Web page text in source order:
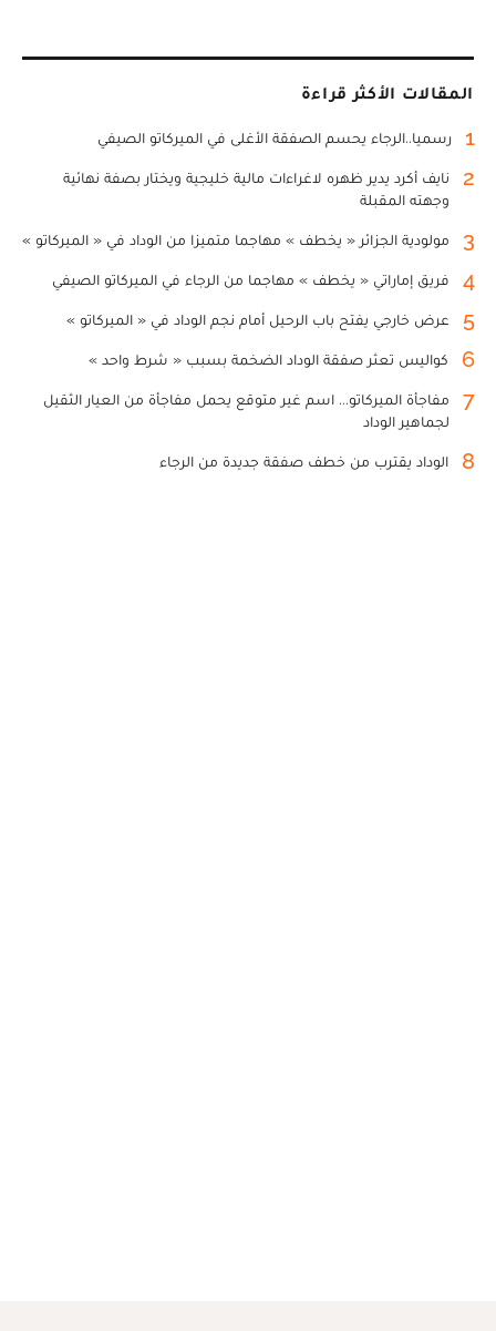
المقالات الأكثر قراءة
1 رسميا..الرجاء يحسم الصفقة الأغلى في الميركاتو الصيفي
2
نايف أكرد يدير ظهره لاغراءات مالية خليجية ويختار بصفة نهائية
وجهته المقبلة
3 مولودية الجزائر « يخطف » مهاجما متميزا من الوداد في « الميركاتو »
4 فريق إماراتي « يخطف » مهاجما من الرجاء في الميركاتو الصيفي
5 عرض خارجي يفتح باب الرحيل أمام نجم الوداد في « الميركاتو »
6 كواليس تعثر صفقة الوداد الضخمة بسبب « شرط واحد »
7
مفاجأة الميركاتو... اسم غير متوقع يحمل مفاجأة من العيار الثقيل
لجماهير الوداد
8 الوداد يقترب من خطف صفقة جديدة من الرجاء